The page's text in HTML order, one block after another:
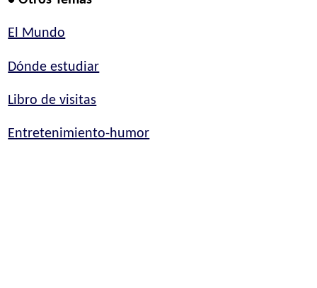
El Mundo
Dónde estudiar
Libro de visitas
Entretenimiento-humor